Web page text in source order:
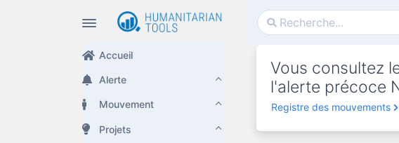
Accueil
Alerte
Mouvement
Projets
Vous consultez
l'alerte précoce
Registre des mouvements